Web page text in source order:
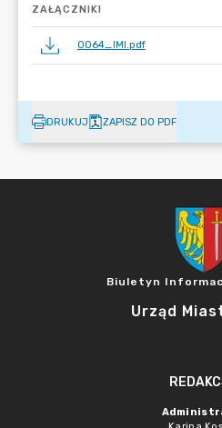
ZAŁĄCZNIKI
0064_IMI.pdf
DRUKUJ ZAPISZ DO PDF
Biuletyn
Urząd